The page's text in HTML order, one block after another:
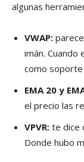
algunas
VWAP:
imán. Cuando
como soporte
EMA 20 y
el precio las
VPVR: te dice
Donde hubo